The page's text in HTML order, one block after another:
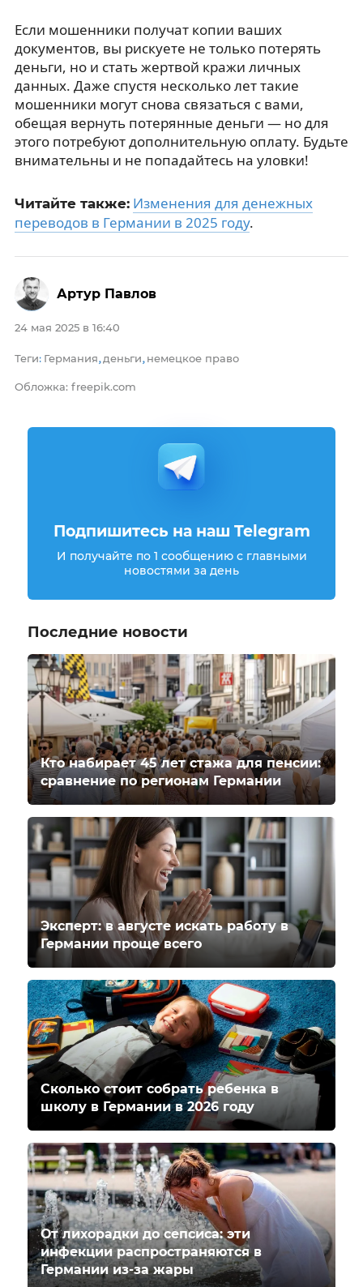
Если мошенники получат копии ваших
документов, вы рискуете не только потерять
деньги, но и стать жертвой кражи личных
данных. Даже спустя несколько лет такие
мошенники могут снова связаться с вами,
обещая вернуть потерянные деньги — но для
этого потребуют дополнительную оплату. Будьте
внимательны и не попадайтесь на уловки!
Читайте также: Изменения для денежных
переводов в Германии в 2025 году.
24 мая 2025 в 16:40
Теги: Германия, деньги, немецкое право
Обложка: freepik.com
Артур Павлов
Подпишитесь на наш Telegram
И получайте по 1 сообщению с главными
новостями за день
Последние новости
Кто набирает 45 лет стажа для пенсии:
сравнение по регионам Германии
Эксперт: в августе искать работу в
Германии проще всего
Сколько стоит собрать ребенка в
школу в Германии в 2026 году
От лихорадки до сепсиса: эти
инфекции распространяются в
Германии из-за жары